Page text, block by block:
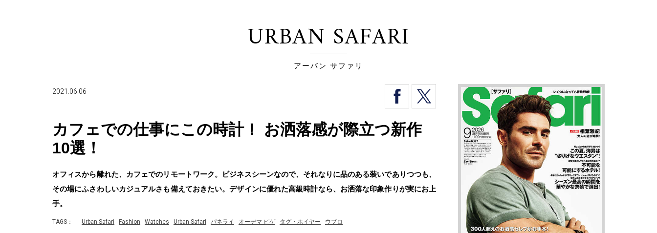
URBAN SAFARI
アーバン サファリ
2021.06.06
カフェでの仕事にこの時計！ お洒落感が際立つ新作
10選！
オフィスから離れた、カフェでのリモートワーク。ビジネスシーンなので、それなりに品のある装いでありつつも、
その場にふさわしいカジュアルさも備えておきたい。デザインに優れた高級時計なら、お洒落な印象作りが実にお上
手。
TAGS： Urban Safari Fashion Watches Urban Safari パネライ オーデマ ピゲ タグ・ホイヤー ウブロ